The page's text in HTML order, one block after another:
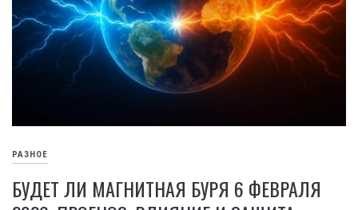
РАЗНОЕ
БУДЕТ ЛИ МАГНИТНАЯ БУРЯ 6 ФЕВРАЛЯ